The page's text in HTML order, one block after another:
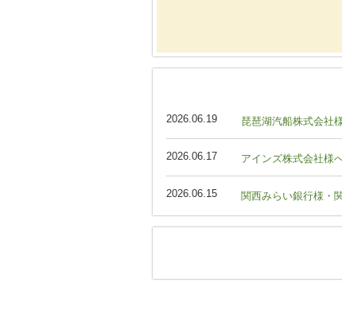
2026.06.19 琵琶湖汽船株式会社
2026.06.17 アインズ株式会社様
2026.06.15 関西みらい銀行様・